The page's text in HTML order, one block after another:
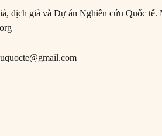
dịch giả và Dự án Nghiên cứu Quốc